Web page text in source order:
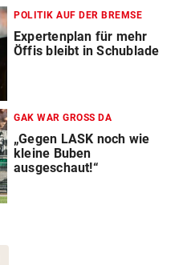
POLITIK AUF DER BREMSE
Expertenplan für mehr
Öffis bleibt in Schublade
GAK WAR GROSS DA
„Gegen LASK noch wie
kleine Buben
ausgeschaut!“